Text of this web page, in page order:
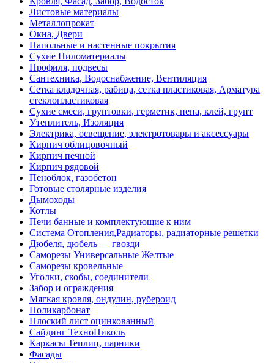
Листовые материалы
Металлопрокат
Окна, Двери
Напольные и настенные покрытия
Сухие Пиломатериалы
Профиля, подвесы
Сантехника, Водоснабжение, Вентиляция
Сетка кладочная, рабица, сетка пластиковая, Арматура
стеклопластиковая
Сухие смеси, грунтовки, герметик, пена, клей, грунт
Утеплитель, Изоляция
Электрика, освещение, электротовары и аксессуары
Кирпич облицовочный
Кирпич печной
Кирпич рядовой
Пеноблок, газобетон
Готовые столярные изделия
Дымоходы
Котлы
Печи банные и комплектующие к ним
Система Отопления,Радиаторы, радиаторные решетки
Дюбеля, дюбель — гвозди
Саморезы Универсальные Желтые
Саморезы кровельные
Уголки, скобы, соединители
Забор и ограждения
Мягкая кровля, ондулин, рубероид
Поликарбонат
Плоский лист оцинкованный
Сайдинг ТехноНиколь
Каркасы Теплиц, парники
Фасады